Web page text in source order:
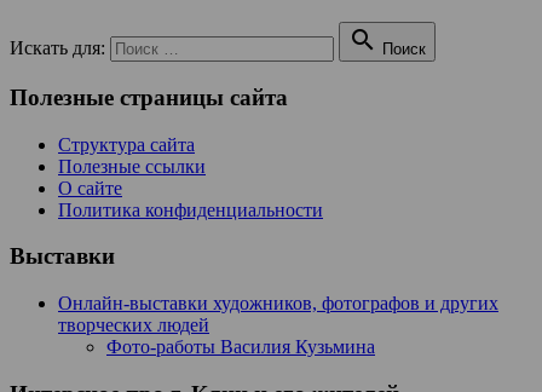
Искать для:  Поиск
Полезные страницы сайта
Структура сайта
Полезные ссылки
О сайте
Политика конфиденциальности
Выставки
Онлайн-выставки художников, фотографов и других
творческих людей
Фото-работы Василия Кузьмина